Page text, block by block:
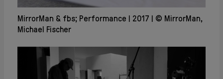
MirrorMan & fbs; Performance 2017
© MirrorMan,
Michael Fischer